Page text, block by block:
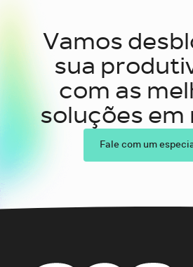
Vamos
sua
com as
soluções em
Fale com um